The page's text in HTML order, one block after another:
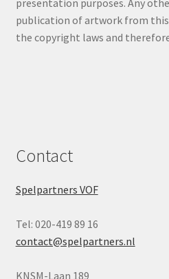
presentation purposes. Any
publication of artwork from
the copyright laws and
Contact
Spelpartners VOF
Tel: 020-419 89 16
contact@spelpartners.nl
KNSM-Laan 189